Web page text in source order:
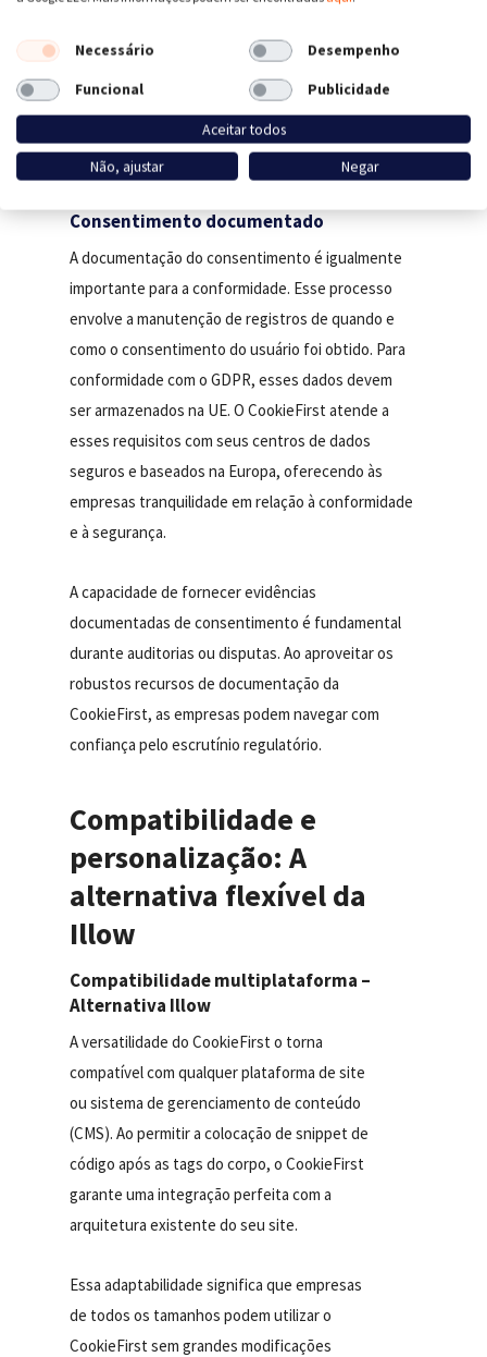
Para as empresas, esse recurso minimiza o risco de
penalidades por não conformidade, que podem ser
substanciais de acordo com leis como GDPR e
CCPA.
Consentimento documentado
A documentação do consentimento é igualmente
importante para a conformidade. Esse processo
envolve a manutenção de registros de quando e
como o consentimento do usuário foi obtido. Para
conformidade com o GDPR, esses dados devem
ser armazenados na UE. O CookieFirst atende a
esses requisitos com seus centros de dados
seguros e baseados na Europa, oferecendo às
empresas tranquilidade em relação à conformidade
e à segurança.
A capacidade de fornecer evidências
documentadas de consentimento é fundamental
durante auditorias ou disputas. Ao aproveitar os
robustos recursos de documentação da
CookieFirst, as empresas podem navegar com
confiança pelo escrutínio regulatório.
Compatibilidade e
personalização: A
alternativa flexível da
Illow
Compatibilidade multiplataforma –
Alternativa Illow
A versatilidade do CookieFirst o torna
compatível com qualquer plataforma de site
ou sistema de gerenciamento de conteúdo
(CMS). Ao permitir a colocação de snippet de
código após as tags do corpo, o CookieFirst
garante uma integração perfeita com a
arquitetura existente do seu site.
Essa adaptabilidade significa que empresas
de todos os tamanhos podem utilizar o
CookieFirst sem grandes modificações
Necessário
Desempenho
Funcional
Publicidade
Aceitar todos
Não, ajustar
Negar